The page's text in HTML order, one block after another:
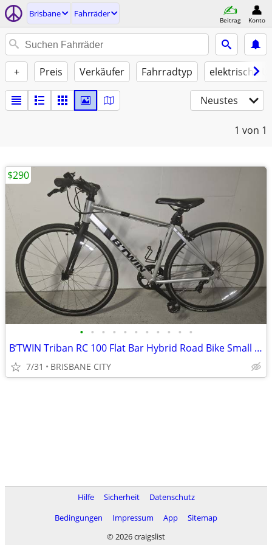
Brisbane Fahrräder
Beitrag Konto
+ Preis Verkäufer Fahrradtyp elektrische
Neustes
1 von 1
• • • • • • • • • • •
B’TWIN Triban RC 100 Flat Bar Hybrid Road Bike Small to Medium
7/31 BRISBANE CITY
$290
Hilfe Sicherheit
Datenschutz
Bedingungen
Impressum App
Sitemap
© 2026 craigslist